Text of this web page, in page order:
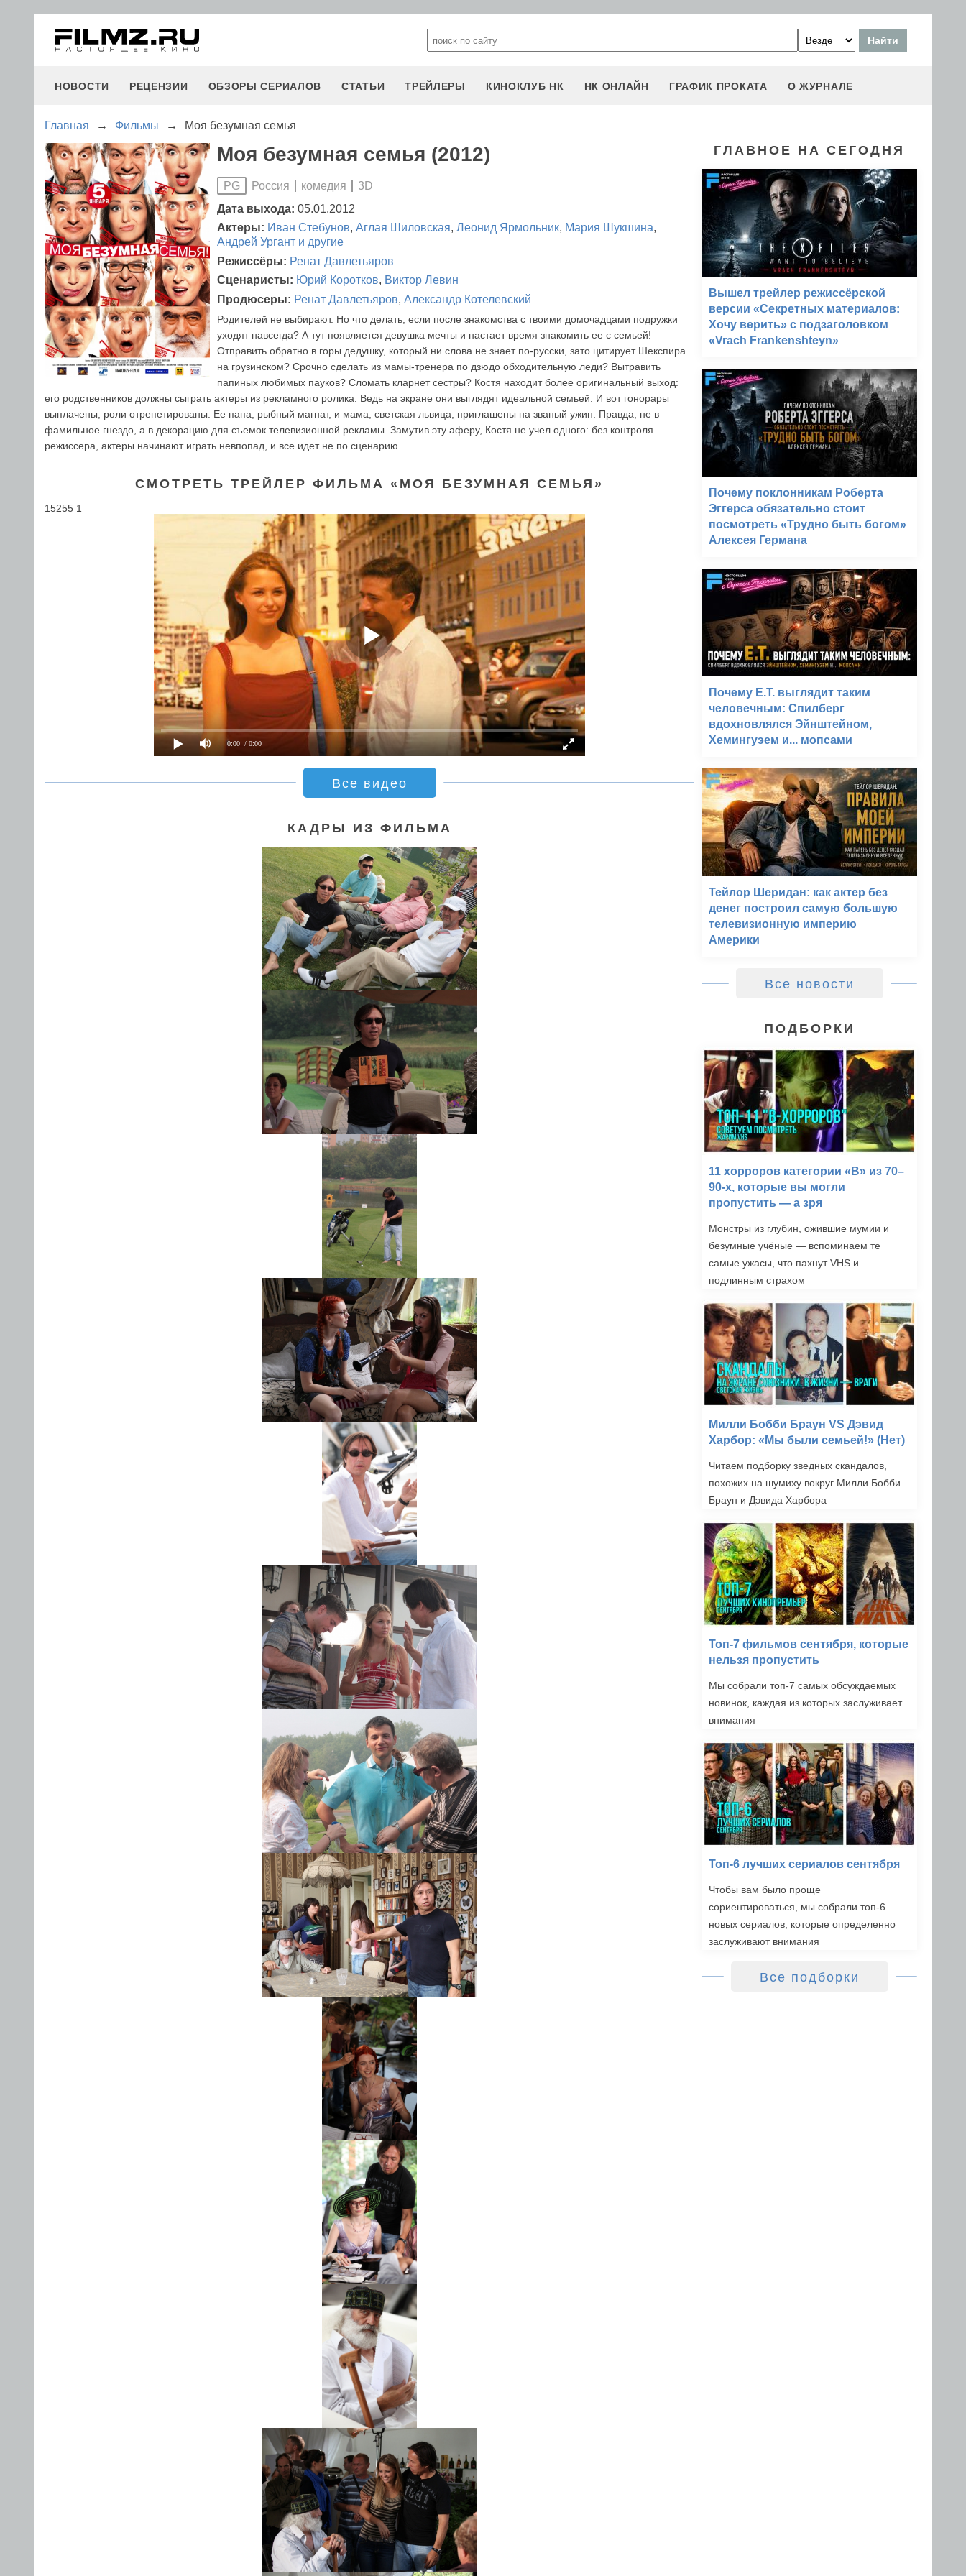
НОВОСТИ РЕЦЕНЗИИ ОБЗОРЫ СЕРИАЛОВ СТАТЬИ ТРЕЙЛЕРЫ КИНОКЛУБ НК НК ОНЛАЙН ГРАФИК ПРОКАТА О ЖУРНАЛЕ
Главная → Фильмы → Моя безумная семья
Моя безумная семья (2012)
PG Россия комедия
3D
Дата выхода: 05.01.2012
Актеры: Иван Стебунов, Аглая Шиловская, Леонид Ярмольник, Мария Шукшина,
Андрей Ургант и другие
Режиссёры: Ренат Давлетьяров
Сценаристы: Юрий Коротков, Виктор Левин
Продюсеры: Ренат Давлетьяров, Александр Котелевский
Родителей не выбирают. Но что делать, если после знакомства с твоими домочадцами подружки
уходят навсегда? А тут появляется девушка мечты и настает время знакомить ее с семьей!
Отправить обратно в горы дедушку, который ни слова не знает по-русски, зато цитирует Шекспира
на грузинском? Срочно сделать из мамы-тренера по дзюдо обходительную леди? Вытравить
папиных любимых пауков? Сломать кларнет сестры? Костя находит более оригинальный выход:
его родственников должны сыграть актеры из рекламного ролика. Ведь на экране они выглядят идеальной семьей. И вот гонорары
выплачены, роли отрепетированы. Ее папа, рыбный магнат, и мама, светская львица, приглашены на званый ужин. Правда, не в
фамильное гнездо, а в декорацию для съемок телевизионной рекламы. Замутив эту аферу, Костя не учел одного: без контроля
режиссера, актеры начинают играть невпопад, и все идет не по сценарию.
СМОТРЕТЬ ТРЕЙЛЕР ФИЛЬМА «МОЯ БЕЗУМНАЯ СЕМЬЯ»
15255 1
0:00 / 0:00
Все видео
КАДРЫ ИЗ ФИЛЬМА
ГЛАВНОЕ НА СЕГОДНЯ
Вышел трейлер режиссёрской
версии «Секретных материалов:
Хочу верить» с подзаголовком
«Vrach Frankenshteyn»
Почему поклонникам Роберта
Эггерса обязательно стоит
посмотреть «Трудно быть богом»
Алексея Германа
Почему E.T. выглядит таким
человечным: Спилберг
вдохновлялся Эйнштейном,
Хемингуэем и... мопсами
Тейлор Шеридан: как актер без
денег построил самую большую
телевизионную империю
Америки
Все новости
ПОДБОРКИ
11 хорроров категории «B» из 70–
90-х, которые вы могли
пропустить — а зря
Монстры из глубин, ожившие мумии и
безумные учёные — вспоминаем те
самые ужасы, что пахнут VHS и
подлинным страхом
Милли Бобби Браун VS Дэвид
Харбор: «Мы были семьей!» (Нет)
Читаем подборку зведных скандалов,
похожих на шумиху вокруг Милли Бобби
Браун и Дэвида Харбора
Топ-7 фильмов сентября, которые
нельзя пропустить
Мы собрали топ-7 самых обсуждаемых
новинок, каждая из которых заслуживает
внимания
Топ-6 лучших сериалов сентября
Чтобы вам было проще
сориентироваться, мы собрали топ-6
новых сериалов, которые определенно
заслуживают внимания
Все подборки